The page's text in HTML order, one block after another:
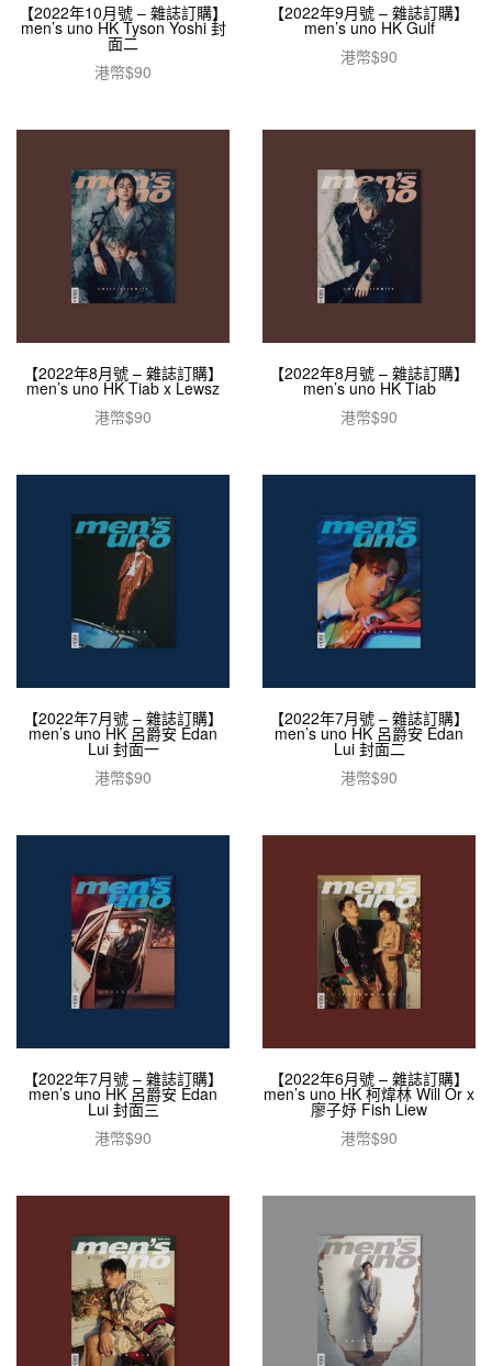
【2022年10月號 – 雜誌訂購】
men’s uno HK Tyson Yoshi 封
面二
港幣$90
【2022年9月號 – 雜誌訂購】
men’s uno HK Gulf
港幣$90
【2022年8月號 – 雜誌訂購】
men’s uno HK Tiab x Lewsz
港幣$90
【2022年8月號 – 雜誌訂購】
men’s uno HK Tiab
港幣$90
【2022年7月號 – 雜誌訂購】
men’s uno HK 呂爵安 Edan
Lui 封面一
港幣$90
【2022年7月號 – 雜誌訂購】
men’s uno HK 呂爵安 Edan
Lui 封面二
港幣$90
【2022年7月號 – 雜誌訂購】
men’s uno HK 呂爵安 Edan
Lui 封面三
港幣$90
【2022年6月號 – 雜誌訂購】
men’s uno HK 柯煒林 Will Or x
廖子妤 Fish Liew
港幣$90